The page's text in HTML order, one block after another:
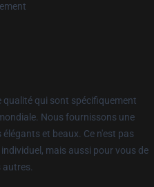
qui sont spécifiquement
Nous fournissons une
et beaux. Ce n'est pas
mais aussi pour vous de